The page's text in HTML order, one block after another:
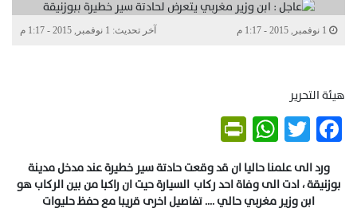
آخر تحديث: 1 نوفمبر, 2015 - 1:17 م
هيئة التحرير
Facebook
Twitter
WhatsApp
ورد الى علمنا حاليا ان قد وقعت حادتة سير خطيرة عند مدخل مدينة
بوزنيقة ، ادت الى وفاة احد ركاب السيارة حيت ان راكبا من بين الركاب هو
ابن وزير مغربي حالي …. تفاصيل اخرى قريبا مع حفظ حليوات